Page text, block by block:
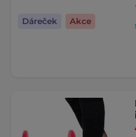
Dáreček Akce